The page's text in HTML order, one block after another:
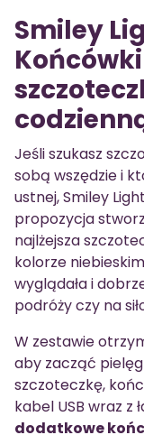
Smiley
Jeśli szukasz
sobą wszędzie i
ustnej, Smiley
propozycja
najlżejsza
kolorze
wyglądała i
podróży czy na
W zestawie
aby zacząć
szczoteczkę,
kabel USB wraz z
dodatkowe